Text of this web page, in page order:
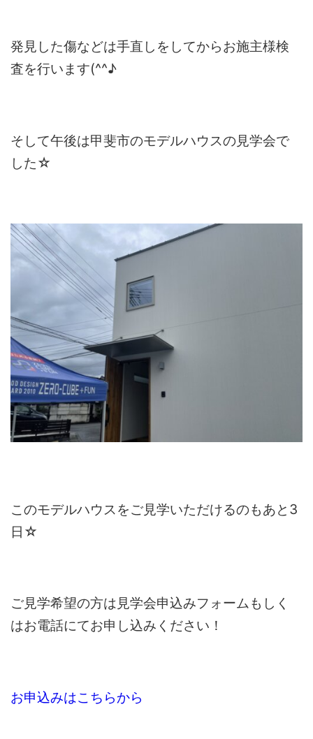
発見した傷などは手直しをしてからお施主様検
査を行います(^^♪
そして午後は甲斐市のモデルハウスの見学会で
した☆
このモデルハウスをご見学いただけるのもあと3
日☆
ご見学希望の方は見学会申込みフォームもしく
はお電話にてお申し込みください！
お申込みはこちらから